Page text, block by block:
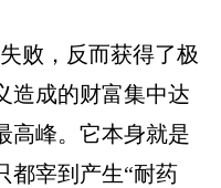
败，反而获得了极
造成的财富集中达
高峰。它本身就是
都宰到产生“耐药